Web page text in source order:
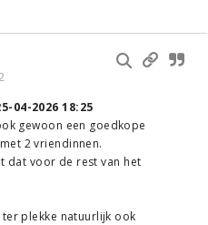
04-2026 18:25
gewoon een goedkope
2 vriendinnen.
dat voor de rest van het
plekke natuurlijk ook